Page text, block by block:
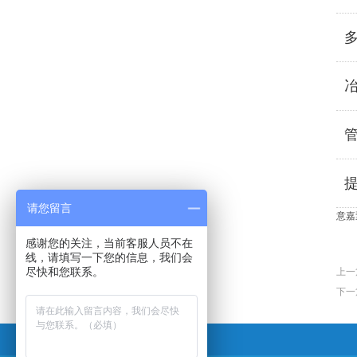
意
上
下
请您留言
感谢您的关注，当前客服人员不在
线，请填写一下您的信息，我们会
尽快和您联系。